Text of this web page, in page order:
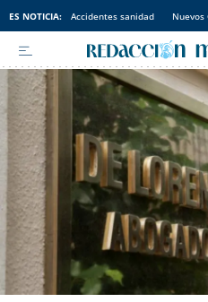
ES NOTICIA: Accidentes sanidad Nuevos